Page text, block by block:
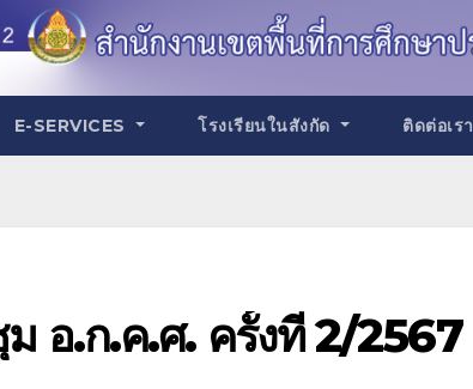
E-SERVICES โรงเรียนในสังกัด ติดต่อเรา
อ.ก.ค.ศ. ครั้งที่ 2/2567